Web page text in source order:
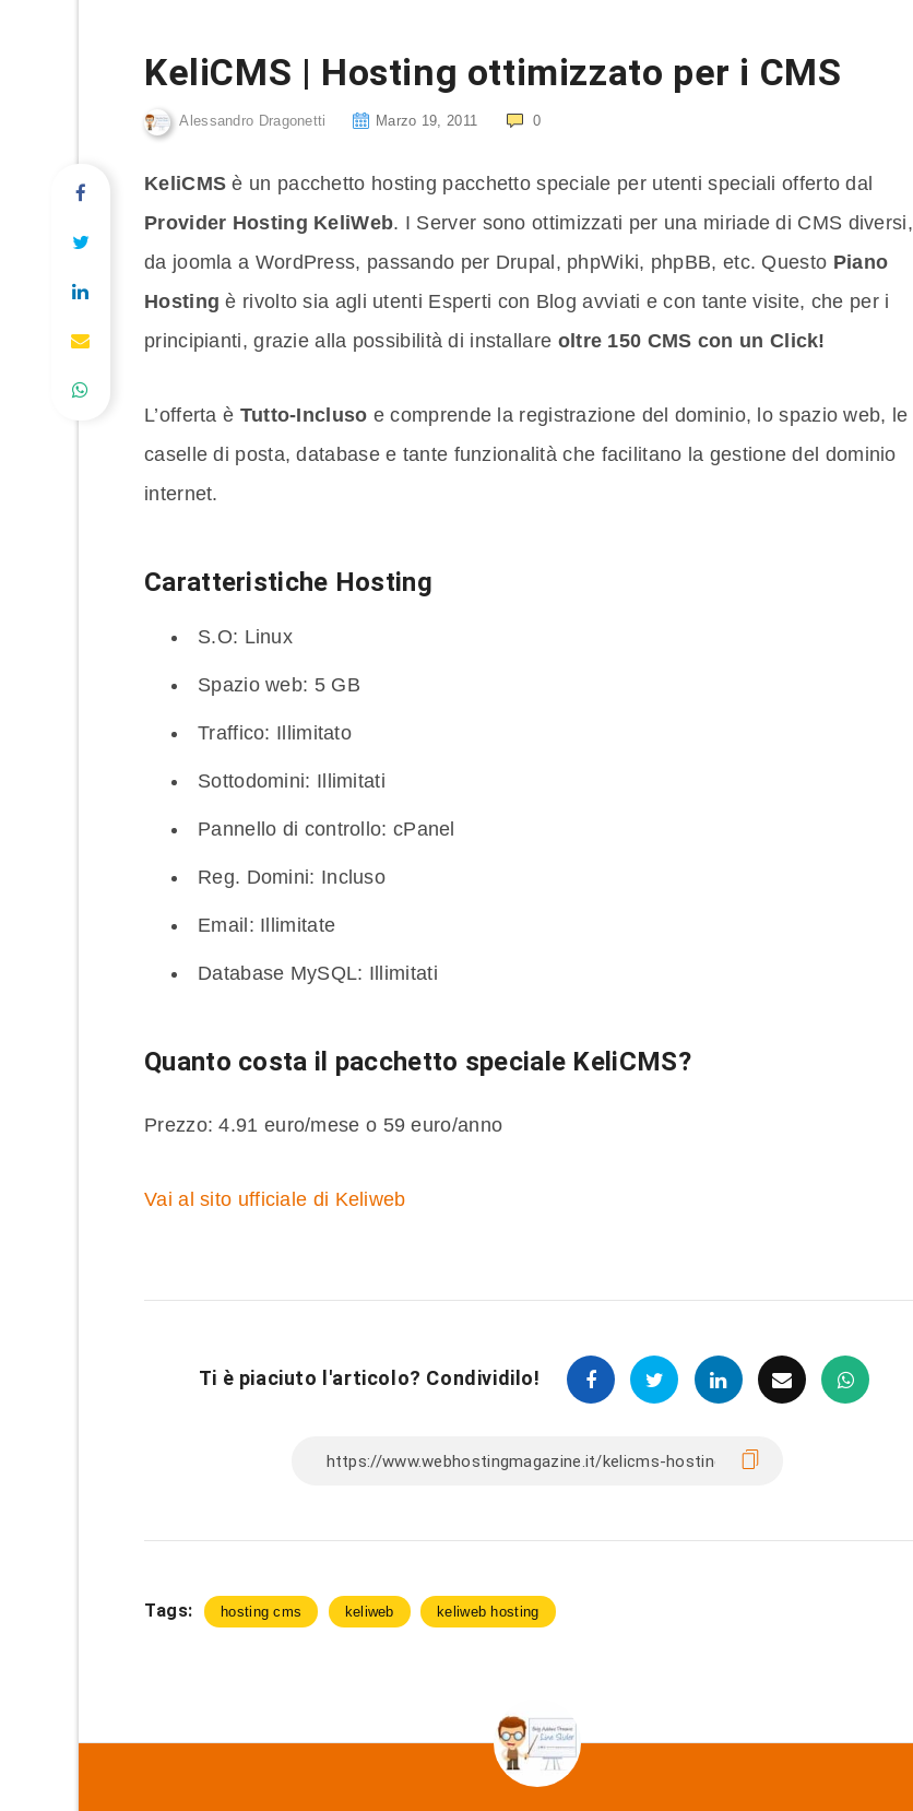
KeliCMS | Hosting ottimizzato per i CMS
Alessandro Dragonetti Marzo 19, 2011 0
KeliCMS è un pacchetto hosting pacchetto speciale per utenti speciali offerto dal
Provider Hosting KeliWeb. I Server sono ottimizzati per una miriade di CMS diversi,
da joomla a WordPress, passando per Drupal, phpWiki, phpBB, etc. Questo Piano
Hosting è rivolto sia agli utenti Esperti con Blog avviati e con tante visite, che per i
principianti, grazie alla possibilità di installare oltre 150 CMS con un Click!
L’offerta è Tutto-Incluso e comprende la registrazione del dominio, lo spazio web, le
caselle di posta, database e tante funzionalità che facilitano la gestione del dominio
internet.
Caratteristiche Hosting
S.O: Linux
Spazio web: 5 GB
Traffico: Illimitato
Sottodomini: Illimitati
Pannello di controllo: cPanel
Reg. Domini: Incluso
Email: Illimitate
Database MySQL: Illimitati
Quanto costa il pacchetto speciale KeliCMS?
Prezzo: 4.91 euro/mese o 59 euro/anno
Vai al sito ufficiale di Keliweb
Ti è piaciuto l'articolo? Condividilo!
Tags: hosting cms keliweb keliweb hosting